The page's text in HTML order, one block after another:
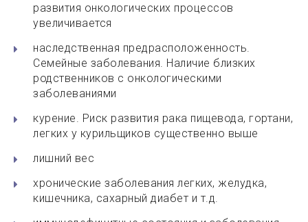
развития онкологических процессов
увеличивается
наследственная предрасположенность.
Семейные заболевания. Наличие близких
родственников с онкологическими
заболеваниями
курение. Риск развития рака пищевода, гортани,
легких у курильщиков существенно выше
лишний вес
хронические заболевания легких, желудка,
кишечника, сахарный диабет и т.д.